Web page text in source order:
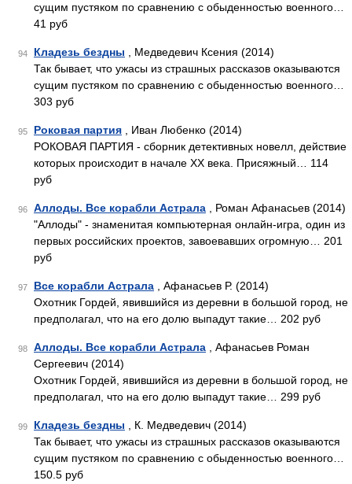
сущим пустяком по сравнению с обыденностью военного…
41 руб
94 Кладезь бездны , Медведевич Ксения (2014)
Так бывает, что ужасы из страшных рассказов оказываются
сущим пустяком по сравнению с обыденностью военного…
303 руб
95 Роковая партия , Иван Любенко (2014)
РОКОВАЯ ПАРТИЯ - сборник детективных новелл, действие
которых происходит в начале ХХ века. Присяжный… 114
руб
96 Аллоды. Все корабли Астрала , Роман Афанасьев (2014)
"Аллоды" - знаменитая компьютерная онлайн-игра, один из
первых российских проектов, завоевавших огромную… 201
руб
97 Все корабли Астрала , Афанасьев Р. (2014)
Охотник Гордей, явившийся из деревни в большой город, не
предполагал, что на его долю выпадут такие… 202 руб
98 Аллоды. Все корабли Астрала , Афанасьев Роман
Сергеевич (2014)
Охотник Гордей, явившийся из деревни в большой город, не
предполагал, что на его долю выпадут такие… 299 руб
99 Кладезь бездны , К. Медведевич (2014)
Так бывает, что ужасы из страшных рассказов оказываются
сущим пустяком по сравнению с обыденностью военного…
150.5 руб